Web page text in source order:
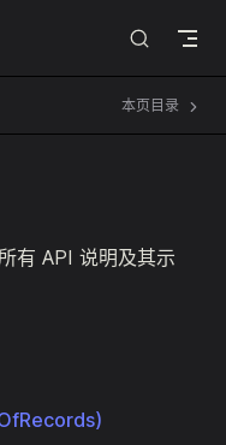
本页目录
有 API 说明及其示